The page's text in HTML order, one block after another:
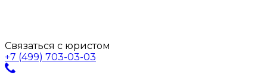
Связаться с юристом
+7 (499) 703-03-03